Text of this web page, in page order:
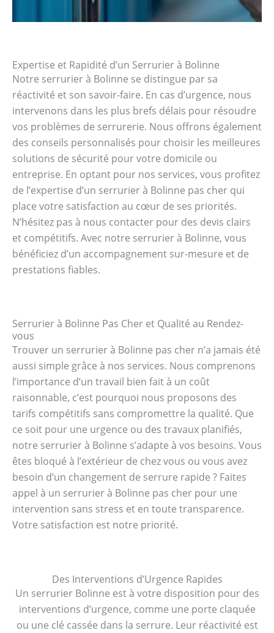
Expertise et Rapidité d’un Serrurier à Bolinne
Notre serrurier à Bolinne se distingue par sa
réactivité et son savoir-faire. En cas d’urgence, nous
intervenons dans les plus brefs délais pour résoudre
vos problèmes de serrurerie. Nous offrons également
des conseils personnalisés pour choisir les meilleures
solutions de sécurité pour votre domicile ou
entreprise. En optant pour nos services, vous profitez
de l’expertise d’un serrurier à Bolinne pas cher qui
place votre satisfaction au cœur de ses priorités.
N’hésitez pas à nous contacter pour des devis clairs
et compétitifs. Avec notre serrurier à Bolinne, vous
bénéficiez d’un accompagnement sur-mesure et de
prestations fiables.
Serrurier à Bolinne Pas Cher et Qualité au Rendez-
vous
Trouver un serrurier à Bolinne pas cher n’a jamais été
aussi simple grâce à nos services. Nous comprenons
l’importance d’un travail bien fait à un coût
raisonnable, c’est pourquoi nous proposons des
tarifs compétitifs sans compromettre la qualité. Que
ce soit pour une urgence ou des travaux planifiés,
notre serrurier à Bolinne s’adapte à vos besoins. Vous
êtes bloqué à l’extérieur de chez vous ou vous avez
besoin d’un changement de serrure rapide ? Faites
appel à un serrurier à Bolinne pas cher pour une
intervention sans stress et en toute transparence.
Votre satisfaction est notre priorité.
Des Interventions d’Urgence Rapides
Un serrurier Bolinne est à votre disposition pour des
interventions d’urgence, comme une porte claquée
ou une clé cassée dans la serrure. Leur réactivité est